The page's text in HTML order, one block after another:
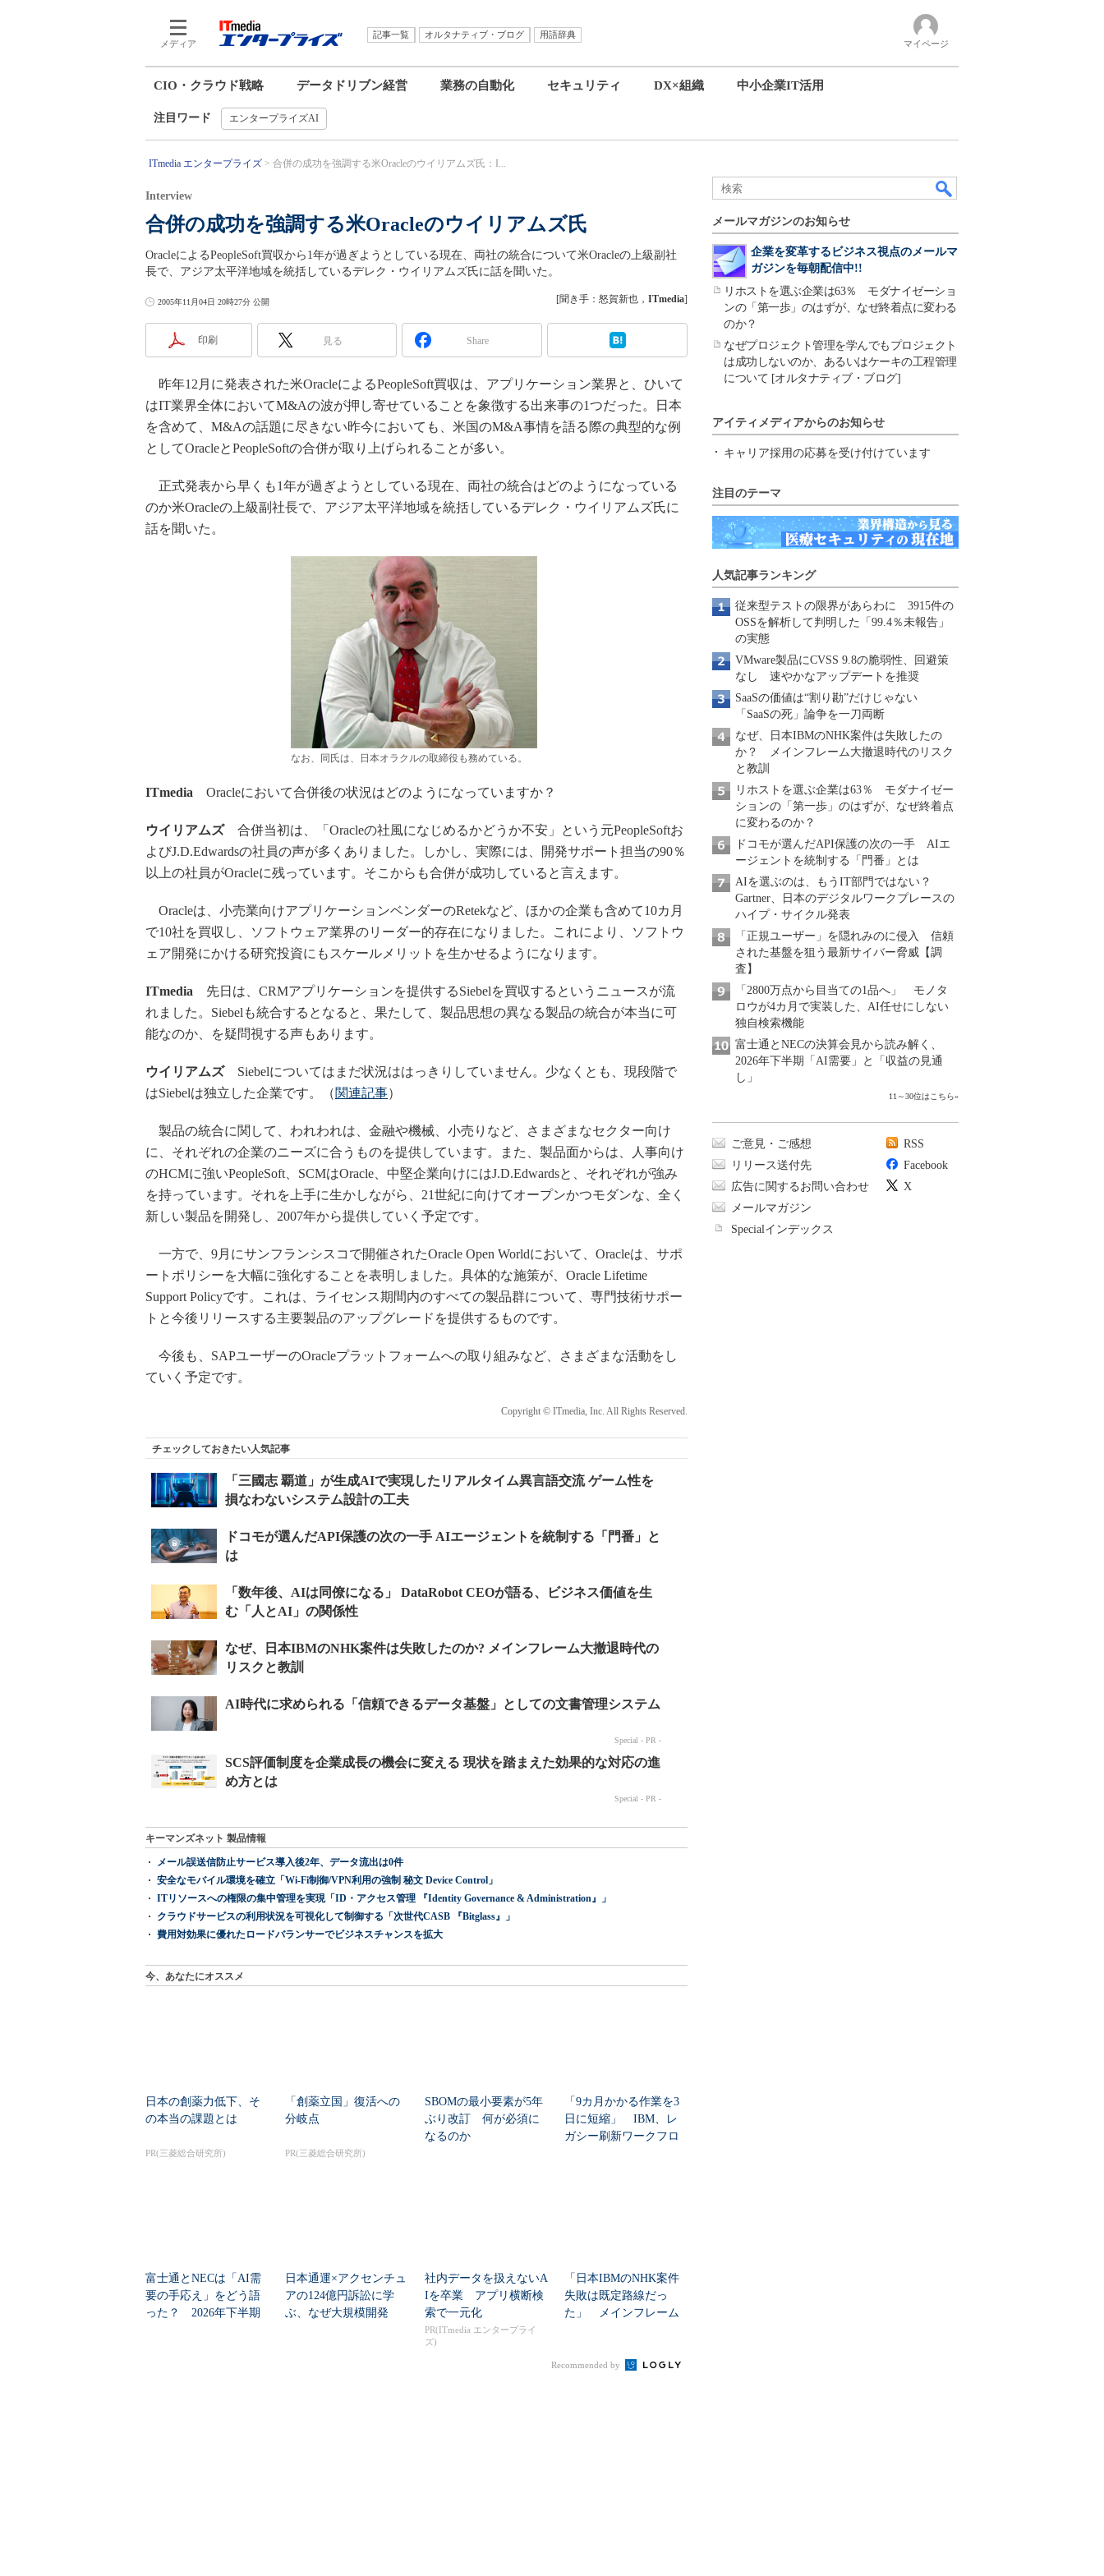
メディア
記事一覧 オルタナティブ・ブログ
用語辞典
マイページ
CIO・クラウド戦略 データドリブン経営 業務の自動化 セキュリティ DX×組織 中小企業IT活用
注目ワード エンタープライズAI
ITmedia エンタープライズ 合併の成功を強調する米Oracleのウイリアムズ氏：I...
合併の成功を強調する米Oracleのウイリアムズ氏
Interview
OracleによるPeopleSoft買収から1年が過ぎようとしている現在、両社の統合について米Oracleの上級副社
長で、アジア太平洋地域を統括しているデレク・ウイリアムズ氏に話を聞いた。
2005年11月04日 20時27分 公開 [聞き手：怒賀新也， ITmedia]
印刷 見る Share
昨年12月に発表された米OracleによるPeopleSoft買収は、アプリケーション業界と、ひいて
はIT業界全体においてM&Aの波が押し寄せていることを象徴する出来事の1つだった。日本
を含めて、M&Aの話題に尽きない昨今においても、米国のM&A事情を語る際の典型的な例
としてOracleとPeopleSoftの合併が取り上げられることが多い。
正式発表から早くも1年が過ぎようとしている現在、両社の統合はどのようになっている
のか米Oracleの上級副社長で、アジア太平洋地域を統括しているデレク・ウイリアムズ氏に
話を聞いた。
なお、同氏は、日本オラクルの取締役も務めている。
ITmedia Oracleにおいて合併後の状況はどのようになっていますか？
ウイリアムズ合併当初は、「Oracleの社風になじめるかどうか不安」という元PeopleSoftお
よびJ.D.Edwardsの社員の声が多くありました。しかし、実際には、開発サポート担当の90％
以上の社員がOracleに残っています。そこからも合併が成功していると言えます。
Oracleは、小売業向けアプリケーションベンダーのRetekなど、ほかの企業も含めて10カ月
で10社を買収し、ソフトウェア業界のリーダー的存在になりました。これにより、ソフトウ
ェア開発にかける研究投資にもスケールメリットを生かせるようになります。
ITmedia 先日は、CRMアプリケーションを提供するSiebelを買収するというニュースが流
れました。Siebelも統合するとなると、果たして、製品思想の異なる製品の統合が本当に可
能なのか、を疑問視する声もあります。
ウイリアムズSiebelについてはまだ状況ははっきりしていません。少なくとも、現段階で
はSiebelは独立した企業です。（関連記事）
製品の統合に関して、われわれは、金融や機械、小売りなど、さまざまなセクター向け
に、それぞれの企業のニーズに合うものを提供しています。また、製品面からは、人事向け
のHCMに強いPeopleSoft、SCMはOracle、中堅企業向けにはJ.D.Edwardsと、それぞれが強み
を持っています。それを上手に生かしながら、21世紀に向けてオープンかつモダンな、全く
新しい製品を開発し、2007年から提供していく予定です。
一方で、9月にサンフランシスコで開催されたOracle Open Worldにおいて、Oracleは、サポ
ートポリシーを大幅に強化することを表明しました。具体的な施策が、Oracle Lifetime
Support Policyです。これは、ライセンス期間内のすべての製品群について、専門技術サポー
トと今後リリースする主要製品のアップグレードを提供するものです。
今後も、SAPユーザーのOracleプラットフォームへの取り組みなど、さまざまな活動をし
ていく予定です。
Copyright © ITmedia, Inc. All Rights Reserved.
チェックしておきたい人気記事
キーマンズネット 製品情報
メール誤送信防止サービス導入後2年、データ流出は0件
安全なモバイル環境を確立「Wi-Fi制御/VPN利用の強制 秘文 Device Control」
ITリソースへの権限の集中管理を実現「ID・アクセス管理 『Identity Governance & Administration』」
クラウドサービスの利用状況を可視化して制御する「次世代CASB 『Bitglass』」
費用対効果に優れたロードバランサーでビジネスチャンスを拡大
今、あなたにオススメ
日本の創薬力低下、そ
の本当の課題とは
PR(三菱総合研究所)
「創薬立国」復活への
分岐点
PR(三菱総合研究所)
SBOMの最小要素が5年
ぶり改訂 何が必須に
なるのか
「9カ月かかる作業を3
日に短縮」 IBM、レ
ガシー刷新ワークフロ
富士通とNECは「AI需
要の手応え」をどう語
った？ 2026年下半期
日本通運×アクセンチュ
アの124億円訴訟に学
ぶ、なぜ大規模開発
社内データを扱えないA
Iを卒業 アプリ横断検
索で一元化
PR(ITmedia エンタープライ
ズ)
「日本IBMのNHK案件
失敗は既定路線だっ
た」 メインフレーム
Recommended by
メールマガジンのお知らせ
企業を変革するビジネス視点のメールマ
ガジンを毎朝配信中!!
リホストを選ぶ企業は63％ モダナイゼーショ
ンの「第一歩」のはずが、なぜ終着点に変わる
のか？
なぜプロジェクト管理を学んでもプロジェクト
は成功しないのか、あるいはケーキの工程管理
について [オルタナティブ・ブログ]
アイティメディアからのお知らせ
キャリア採用の応募を受け付けています
注目のテーマ
人気記事ランキング
従来型テストの限界があらわに 3915件の
OSSを解析して判明した「99.4％未報告」
の実態
VMware製品にCVSS 9.8の脆弱性、回避策
なし 速やかなアップデートを推奨
SaaSの価値は“割り勘”だけじゃない
「SaaSの死」論争を一刀両断
なぜ、日本IBMのNHK案件は失敗したの
か？ メインフレーム大撤退時代のリスク
と教訓
リホストを選ぶ企業は63％ モダナイゼー
ションの「第一歩」のはずが、なぜ終着点
に変わるのか？
ドコモが選んだAPI保護の次の一手 AIエ
ージェントを統制する「門番」とは
AIを選ぶのは、もうIT部門ではない？
Gartner、日本のデジタルワークプレースの
ハイプ・サイクル発表
「正規ユーザー」を隠れみのに侵入 信頼
された基盤を狙う最新サイバー脅威【調
査】
「2800万点から目当ての1品へ」 モノタ
ロウが4カ月で実装した、AI任せにしない
独自検索機能
富士通とNECの決算会見から読み解く、
2026年下半期「AI需要」と「収益の見通
し」
11～30位はこちら»
ご意見・ご感想
リリース送付先
広告に関するお問い合わせ
メールマガジン
Specialインデックス
RSS
Facebook
X